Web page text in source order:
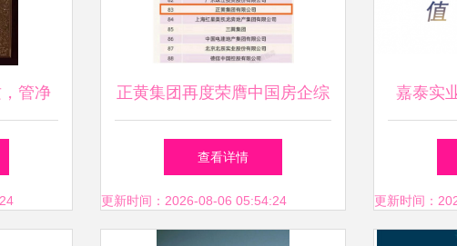
管净
心之
正黄集团再度荣膺中国房企综
合实力百强等多项殊荣
查看详情
更新时间：2026-08-06 05:54:24
嘉泰实
造
更新时间：